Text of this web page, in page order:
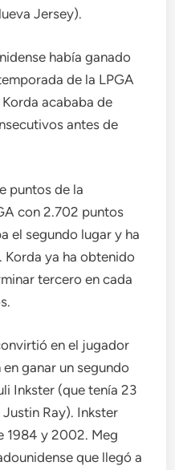
Jersey).
había ganado
de la LPGA
acababa de
antes de
puntos de la
con 2.702 puntos
el segundo lugar y ha
Korda ya ha obtenido
tercero en cada
en el jugador
ganar un segundo
Inkster (que tenía 23
Ray). Inkster
1984 y 2002. Meg
que llegó a